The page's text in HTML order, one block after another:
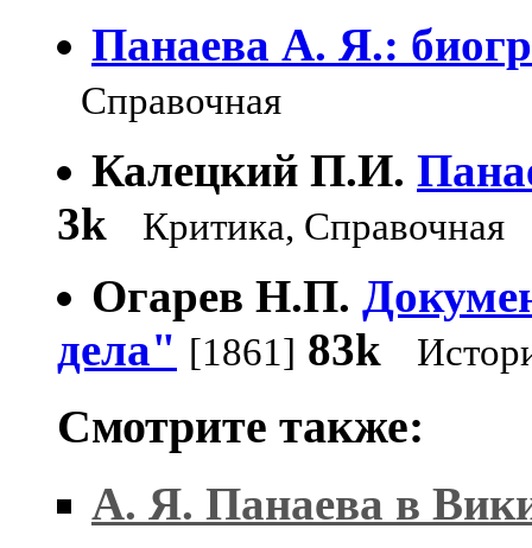
Панаева А. Я.:
Справочная
Калецкий П.И.
3k
Критика, Справочная
Огарев Н.П.
дела" [1861] 83k
Смотрите также:
А. Я. Панаева в